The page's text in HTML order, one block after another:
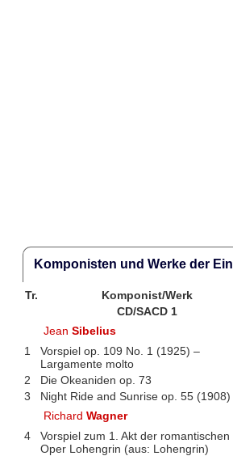
Komponisten und Werke der
Tr. Komponist/Werk
CD/SACD 1
JeanSibelius
1
Vorspiel op. 109 No. 1 (1925) –
Largamente molto
2
Die Okeaniden op. 73
3
Night Ride and Sunrise op. 55 (1908)
RichardWagner
4
Vorspiel zum 1. Akt der romantischen
Oper Lohengrin (aus: Lohengrin)